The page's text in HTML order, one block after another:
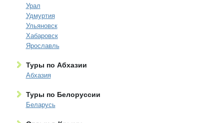
Урал
Удмуртия
Ульяновск
Хабаровск
Ярославль
Туры по Абхазии
Абхазия
Туры по Белоруссии
Беларусь